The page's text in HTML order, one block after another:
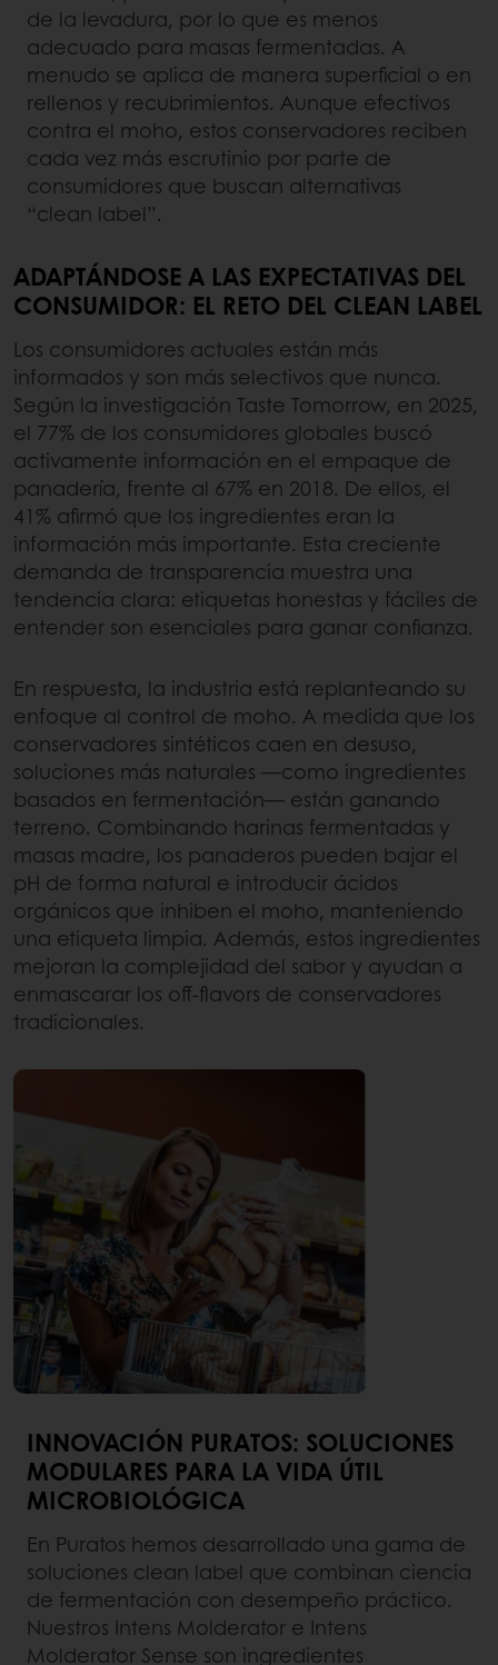
de la levadura, por lo que es menos
adecuado para masas fermentadas. A
menudo se aplica de manera superficial o en
rellenos y recubrimientos. Aunque efectivos
contra el moho, estos conservadores reciben
cada vez más escrutinio por parte de
consumidores que buscan alternativas
“clean label”.
ADAPTÁNDOSE A LAS EXPECTATIVAS DEL
CONSUMIDOR: EL RETO DEL CLEAN LABEL
Los consumidores actuales están más
informados y son más selectivos que nunca.
Según la investigación Taste Tomorrow, en 2025,
el 77% de los consumidores globales buscó
activamente información en el empaque de
panadería, frente al 67% en 2018. De ellos, el
41% afirmó que los ingredientes eran la
información más importante. Esta creciente
demanda de transparencia muestra una
tendencia clara: etiquetas honestas y fáciles de
entender son esenciales para ganar confianza.
En respuesta, la industria está replanteando su
enfoque al control de moho. A medida que los
conservadores sintéticos caen en desuso,
soluciones más naturales —como ingredientes
basados en fermentación— están ganando
terreno. Combinando harinas fermentadas y
masas madre, los panaderos pueden bajar el
pH de forma natural e introducir ácidos
orgánicos que inhiben el moho, manteniendo
una etiqueta limpia. Además, estos ingredientes
mejoran la complejidad del sabor y ayudan a
enmascarar los off-flavors de conservadores
tradicionales.
INNOVACIÓN PURATOS: SOLUCIONES
MODULARES PARA LA VIDA ÚTIL
MICROBIOLÓGICA
En Puratos hemos desarrollado una gama de
soluciones clean label que combinan ciencia
de fermentación con desempeño práctico.
Nuestros Intens Molderator e Intens
Molderator Sense son ingredientes